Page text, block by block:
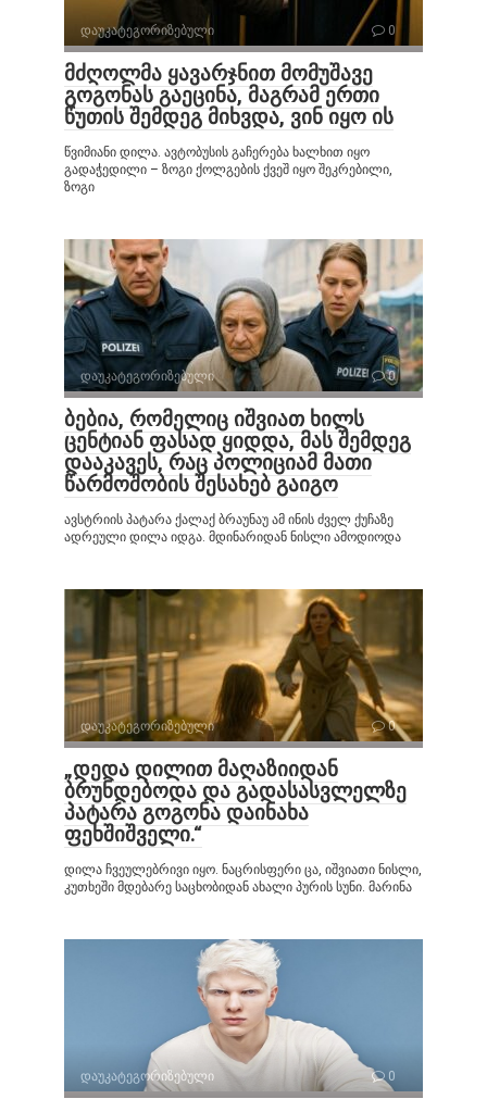
დაუკატეგორიზებული 0
მძღოლმა ყავარჯნით მომუშავე
გოგონას გაეცინა, მაგრამ ერთი
წუთის შემდეგ მიხვდა, ვინ იყო ის
წვიმიანი დილა. ავტობუსის გაჩერება ხალხით იყო
გადაჭედილი – ზოგი ქოლგების ქვეშ იყო შეკრებილი,
ზოგი
დაუკატეგორიზებული 0
ბებია, რომელიც იშვიათ ხილს
ცენტიან ფასად ყიდდა, მას შემდეგ
დააკავეს, რაც პოლიციამ მათი
წარმოშობის შესახებ გაიგო
ავსტრიის პატარა ქალაქ ბრაუნაუ ამ ინის ძველ ქუჩაზე
ადრეული დილა იდგა. მდინარიდან ნისლი ამოდიოდა
დაუკატეგორიზებული 0
„დედა დილით მაღაზიიდან
ბრუნდებოდა და გადასასვლელზე
პატარა გოგონა დაინახა
ფეხშიშველი.“
დილა ჩვეულებრივი იყო. ნაცრისფერი ცა, იშვიათი ნისლი,
კუთხეში მდებარე საცხობიდან ახალი პურის სუნი. მარინა
დაუკატეგორიზებული 0